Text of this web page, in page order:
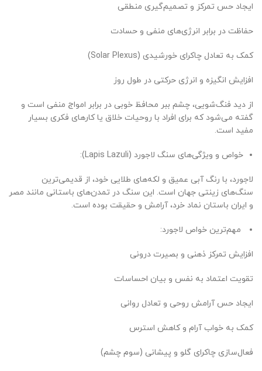
ایجاد حس تمرکز و تصمیم‌گیری منطقی
حفاظت در برابر انرژی‌های منفی و حسادت
کمک به تعادل چاکرای خورشیدی (Solar Plexus)
افزایش انگیزه و انرژی حرکتی در طول روز
از دید فنگ‌شویی، چشم ببر محافظ خوبی در برابر امواج منفی است و
گفته می‌شود که برای افراد با روحیات خلاق یا کارهای فکری بسیار
مفید است.
خواص و ویژگی‌های سنگ لاجورد (Lapis Lazuli):
لاجورد، با رنگ آبی عمیق و لکه‌های طلایی خود، از قدیمی‌ترین
سنگ‌های زینتی جهان است. این سنگ در تمدن‌های باستانی مانند مصر
و ایران باستان نماد خرد، آرامش و حقیقت بوده است.
مهم‌ترین خواص لاجورد:
افزایش تمرکز ذهنی و بصیرت درونی
تقویت اعتماد به نفس و بیان احساسات
ایجاد حس آرامش روحی و تعادل روانی
کمک به خواب آرام و کاهش استرس
فعال‌سازی چاکرای گلو و پیشانی (سوم چشم)